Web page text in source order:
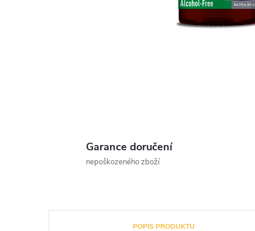
Garance doručení
nepoškozeného zboží
POPIS PRODUKTU